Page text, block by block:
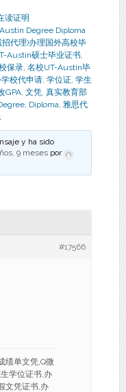
读证明
Degree Diploma
代理)办理国外高校毕
Austin硕士毕业证书,
保录, 名校UT-Austin毕
学校代申请, 学位证, 学生
GPA, 文凭, 真实教育部
, Diploma, 雅思代
y ha sido
9 meses por
#17566
绩单文凭,Q微
学位证书,办
文凭证书,办